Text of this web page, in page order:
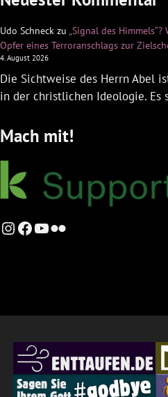
Udo Schneck zu „Signal des
Opfer eines Terroranschlags zur
4. August 2026
Die Sichtweise des Herrn Abel
in der christlichen Ideologie.
Mach mit!
Instagram
Facebook
YouTube
Flickr